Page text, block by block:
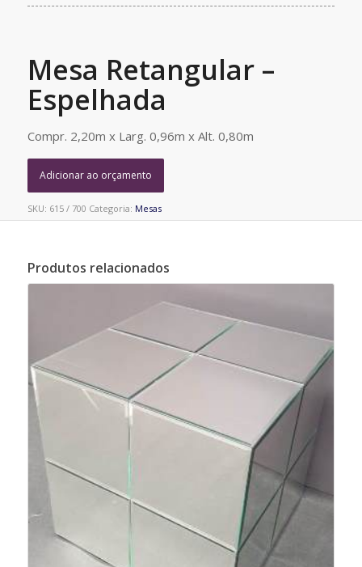
Mesa Retangular –
Espelhada
Compr. 2,20m x Larg. 0,96m x Alt. 0,80m
Adicionar ao orçamento
SKU: 615 / 700 Categoria: Mesas
Produtos relacionados